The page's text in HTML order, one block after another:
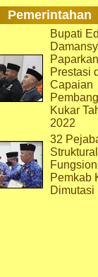
Pemerintahan
Bupati
Paparkan
Prestasi
Capaian
Kukar
2022
32
Pemkab
Dimutasi